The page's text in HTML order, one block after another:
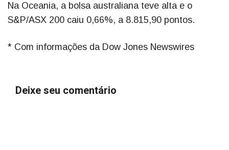
Na Oceania, a bolsa australiana teve alta e o
S&P/ASX 200 caiu 0,66%, a 8.815,90 pontos.
* Com informações da Dow Jones Newswires
Deixe seu comentário